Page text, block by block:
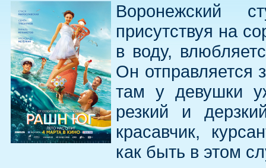
Воронежский
присутствуя на
в воду,
Он отправляется
там у девушки
резкий и
красавчик,
как быть в этом